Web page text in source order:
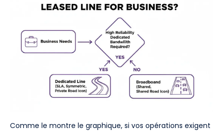
Comme le montre le graphique, si vos opérations exigent